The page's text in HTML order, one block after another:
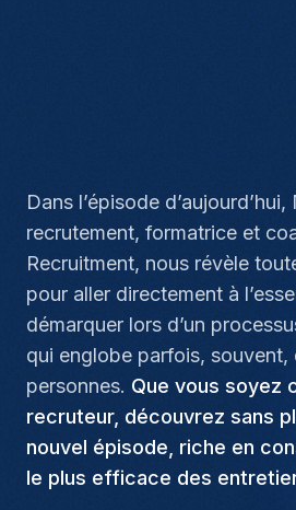
Dans l’épisode
recrutement, formatrice et
Recruitment, nous révèle
pour aller directement à
démarquer lors d’un
qui englobe parfois, souvent,
personnes. Que vous soyez
recruteur, découvrez sans
nouvel épisode, riche en
le plus efficace des